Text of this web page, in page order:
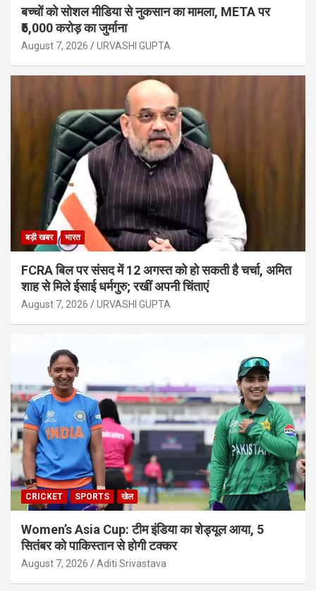
बच्चों को सोशल मीडिया से नुकसान का मामला, META पर
₹5,000 करोड़ का जुर्माना
August 7, 2026 URVASHI GUPTA
बड़ी खबर भारत
FCRA बिल पर संसद में 12 अगस्त को हो सकती है चर्चा, अमित
शाह से मिले ईसाई धर्मगुरु; रखीं अपनी चिंताएं
August 7, 2026 URVASHI GUPTA
CRICKET SPORTS खेल
Women’s Asia Cup: टीम इंडिया का शेड्यूल आया, 5
सितंबर को पाकिस्तान से होगी टक्कर
August 7, 2026 Aditi Srivastava